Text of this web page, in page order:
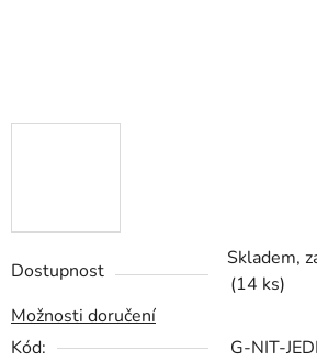
Dostupnost
Skladem,
(14 ks)
Možnosti doručení
Kód:
G-NIT-